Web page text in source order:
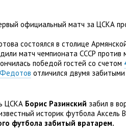
официальный матч за ЦСКА
состоялся в столице
матч чемпионата СССР против
победой гостей со счетом
отличился двумя
ЦСКА Борис Разинский забил в
историк футбола Аксель
футбола забитый вратарем.